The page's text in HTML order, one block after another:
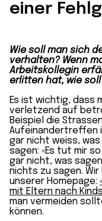
einer
Wie soll man sich
verhalten? Wenn
Arbeitskollegin
erlitten hat, wie
Es ist wichtig, dass
verletzend auf
Beispiel die
Aufeinandertreffen
gar nicht weiss,
sagen: «Es tut mir
gar nicht, was
nichts zu sagen.
unserer Homepage:
mit Eltern nach
man vermeiden
können.